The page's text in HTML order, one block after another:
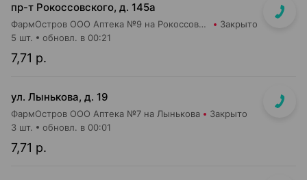
пр-т Рокоссовского, д. 145а
ФармОстров ООО Аптека №9 на Рокоссовского Закрыто
7,71 р.
5 шт. обновл. в 00:21
ул. Лынькова, д. 19
ФармОстров ООО Аптека №7 на Лынькова Закрыто
7,71 р.
3 шт. обновл. в 00:01